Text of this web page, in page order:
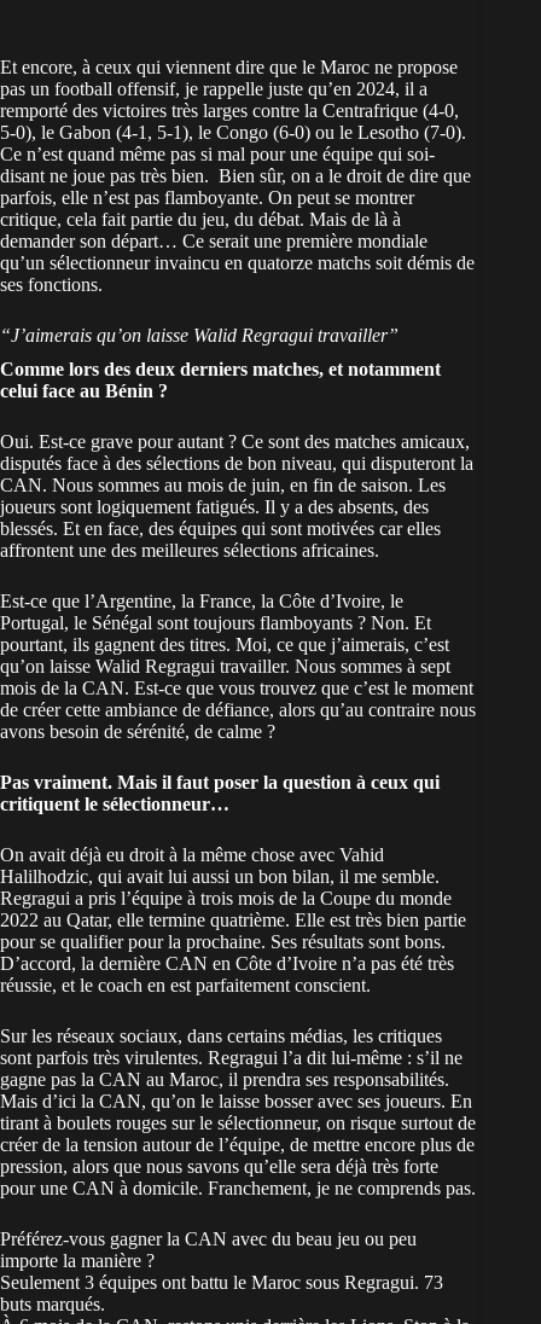
Et encore, à ceux qui viennent dire que le Maroc ne propose
pas un football offensif, je rappelle juste qu’en 2024, il a
remporté des victoires très larges contre la Centrafrique (4-0,
5-0), le Gabon (4-1, 5-1), le Congo (6-0) ou le Lesotho (7-0).
Ce n’est quand même pas si mal pour une équipe qui soi-
disant ne joue pas très bien. Bien sûr, on a le droit de dire que
parfois, elle n’est pas flamboyante. On peut se montrer
critique, cela fait partie du jeu, du débat. Mais de là à
demander son départ… Ce serait une première mondiale
qu’un sélectionneur invaincu en quatorze matchs soit démis de
ses fonctions.
“J’aimerais qu’on laisse Walid Regragui travailler”
Comme lors des deux derniers matches, et notamment
celui face au Bénin ?
Oui. Est-ce grave pour autant ? Ce sont des matches amicaux,
disputés face à des sélections de bon niveau, qui disputeront la
CAN. Nous sommes au mois de juin, en fin de saison. Les
joueurs sont logiquement fatigués. Il y a des absents, des
blessés. Et en face, des équipes qui sont motivées car elles
affrontent une des meilleures sélections africaines.
Est-ce que l’Argentine, la France, la Côte d’Ivoire, le
Portugal, le Sénégal sont toujours flamboyants ? Non. Et
pourtant, ils gagnent des titres. Moi, ce que j’aimerais, c’est
qu’on laisse Walid Regragui travailler. Nous sommes à sept
mois de la CAN. Est-ce que vous trouvez que c’est le moment
de créer cette ambiance de défiance, alors qu’au contraire nous
avons besoin de sérénité, de calme ?
Pas vraiment. Mais il faut poser la question à ceux qui
critiquent le sélectionneur…
On avait déjà eu droit à la même chose avec Vahid
Halilhodzic, qui avait lui aussi un bon bilan, il me semble.
Regragui a pris l’équipe à trois mois de la Coupe du monde
2022 au Qatar, elle termine quatrième. Elle est très bien partie
pour se qualifier pour la prochaine. Ses résultats sont bons.
D’accord, la dernière CAN en Côte d’Ivoire n’a pas été très
réussie, et le coach en est parfaitement conscient.
Sur les réseaux sociaux, dans certains médias, les critiques
sont parfois très virulentes. Regragui l’a dit lui-même : s’il ne
gagne pas la CAN au Maroc, il prendra ses responsabilités.
Mais d’ici la CAN, qu’on le laisse bosser avec ses joueurs. En
tirant à boulets rouges sur le sélectionneur, on risque surtout de
créer de la tension autour de l’équipe, de mettre encore plus de
pression, alors que nous savons qu’elle sera déjà très forte
pour une CAN à domicile. Franchement, je ne comprends pas.
Préférez-vous gagner la CAN avec du beau jeu ou peu
importe la manière ?
Seulement 3 équipes ont battu le Maroc sous Regragui. 73
buts marqués.